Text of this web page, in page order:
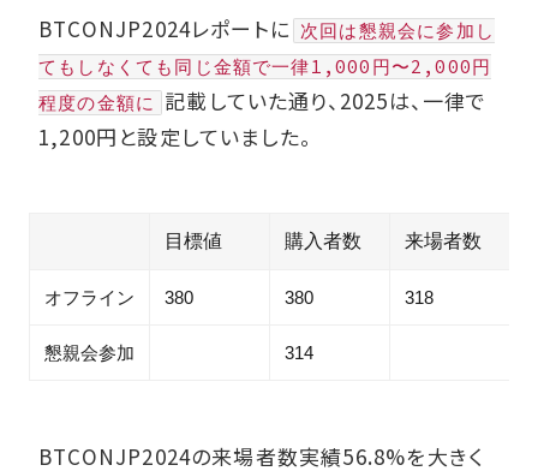
BTCONJP2024レポートに 次回は懇親会に参加し
てもしなくても同じ金額で一律1,000円〜2,000円
程度の金額に
記載していた通り、2025は、一律で
1,200円と設定していました。
目標値 購入者数 来場者数
オフライン 380 380 318
懇親会参加 314
BTCONJP2024の来場者数実績56.8%を大きく